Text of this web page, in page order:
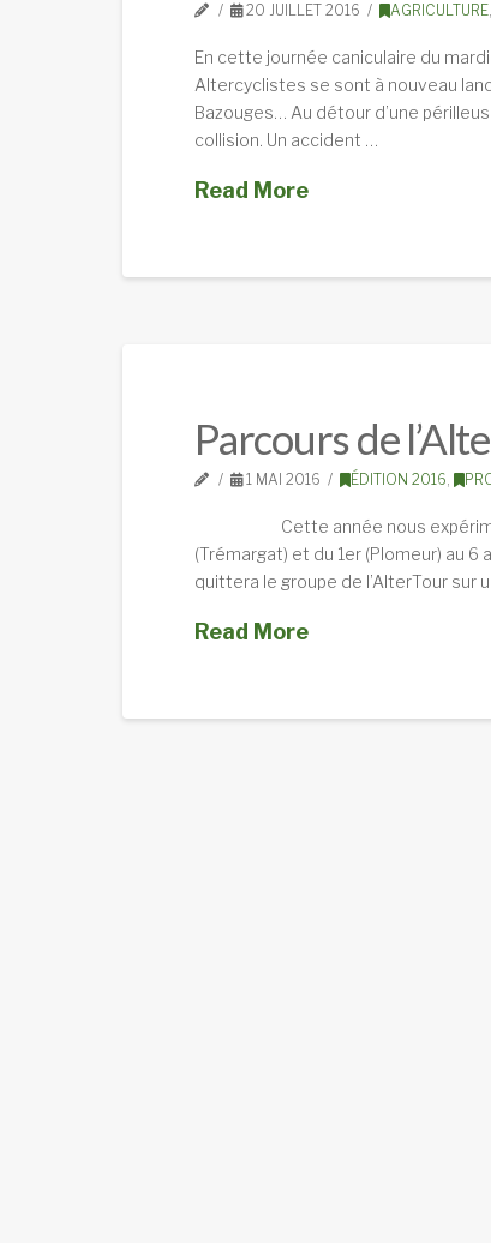
20 JUILLET 2016 AGRICULTURE,
En cette journée caniculaire du
Altercyclistes se sont à nouveau
Bazouges… Au détour d’une
collision. Un accident …
Read More
Parcours de
1 MAI 2016 ÉDITION 2016,
Cette année nous
(Trémargat) et du 1er (Plomeur) au 6
quittera le groupe de l’AlterTour sur
Read More